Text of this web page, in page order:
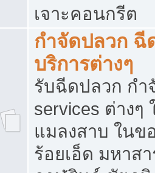
เจาะคอนกรีต
กำจัดปลวก ฉี
บริการต่างๆ
รับฉีดปลวก กำ
services ต่าง
แมลงสาบ ใน
ร้อยเอ็ด มหาส